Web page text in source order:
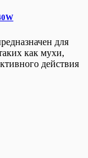
для
как мухи,
действия